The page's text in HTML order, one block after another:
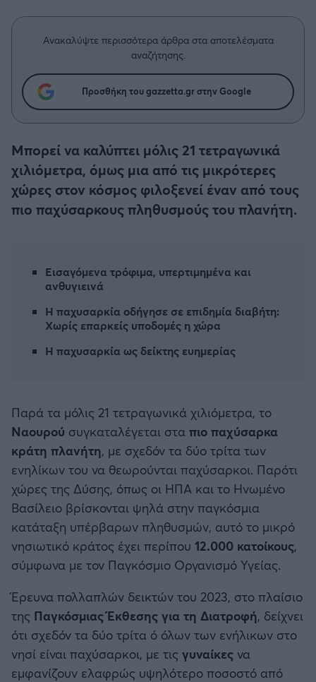
Άρης
ΟΦΗ
Ατρόμητος Αθηνών
Κηφισιά
Παναιτωλικός
Καλαμάτα
Ρεάλ Μαδρίτης
Ατλέτικο Μαδρίτης
Μάντσεστερ Γιουνάιτεντ
Μάντσεστερ Σίτι
Λίβερπουλ
Τσέλσι
Άρσεναλ
Μια Ιστορία από την Πόλη
Ανακαλύψτε περισσότερα άρθρα στα αποτελέσματα
αναζήτησης.
Προσθήκη του gazzetta.gr στην Google
Μπορεί να καλύπτει μόλις 21 τετραγωνικά
χιλιόμετρα, όμως μια από τις μικρότερες
χώρες στον κόσμος φιλοξενεί έναν από τους
πιο παχύσαρκους πληθυσμούς του πλανήτη.
Εισαγόμενα τρόφιμα, υπερτιμημένα και
ανθυγιεινά
Η παχυσαρκία οδήγησε σε επιδημία διαβήτη:
Χωρίς επαρκείς υποδομές η χώρα
Η παχυσαρκία ως δείκτης ευημερίας
Παρά τα μόλις 21 τετραγωνικά χιλιόμετρα, το
Ναουρού συγκαταλέγεται στα πιο παχύσαρκα
κράτη πλανήτη, με σχεδόν τα δύο τρίτα των
ενηλίκων του να θεωρούνται παχύσαρκοι. Παρότι
χώρες της Δύσης, όπως οι ΗΠΑ και το Ηνωμένο
Βασίλειο βρίσκονται ψηλά στην παγκόσμια
κατάταξη υπέρβαρων πληθυσμών, αυτό το μικρό
νησιωτικό κράτος έχει περίπου 12.000 κατοίκους,
σύμφωνα με τον Παγκόσμιο Οργανισμό Υγείας.
Έρευνα πολλαπλών δεικτών του 2023, στο πλαίσιο
της Παγκόσμιας Έκθεσης για τη Διατροφή, δείχνει
ότι σχεδόν τα δύο τρίτα ό όλων των ενήλικων στο
νησί είναι παχύσαρκοι, με τις γυναίκες να
εμφανίζουν ελαφρώς υψηλότερο ποσοστό από